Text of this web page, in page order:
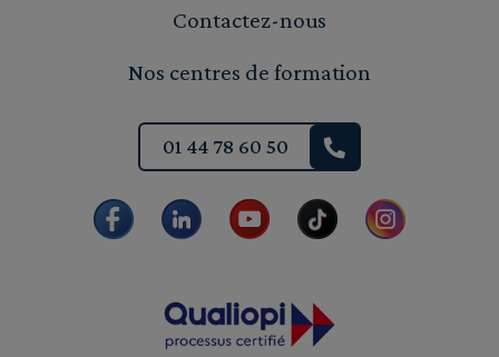
Contactez-nous
Nos centres de formation
01 44 78 60 50